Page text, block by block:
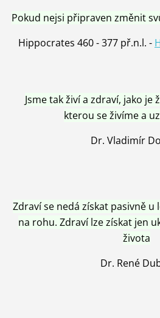
Pokud nejsi připraven změnit
Hippocrates 460 - 377 př.n.l. -
Jsme tak živí a zdraví, jako je
kterou se živíme a
Dr. Vladimír
Zdraví se nedá získat pasivně
na rohu. Zdraví lze získat jen
života
Dr. René